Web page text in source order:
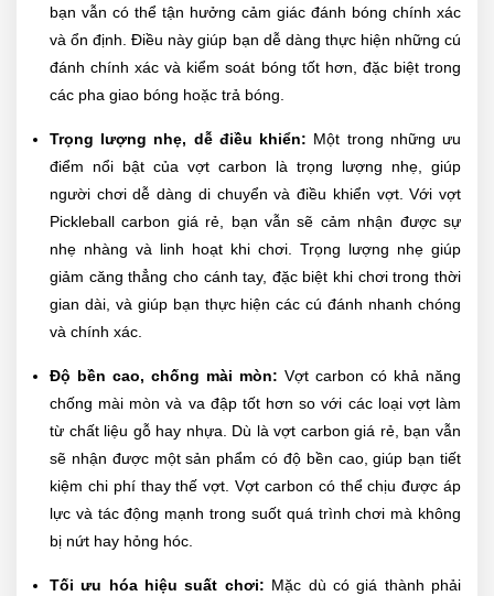
bạn vẫn có thể tận hưởng cảm giác đánh bóng chính xác
và ổn định. Điều này giúp bạn dễ dàng thực hiện những cú
đánh chính xác và kiểm soát bóng tốt hơn, đặc biệt trong
các pha giao bóng hoặc trả bóng.
Trọng lượng nhẹ, dễ điều khiển: Một trong những ưu
điểm nổi bật của vợt carbon là trọng lượng nhẹ, giúp
người chơi dễ dàng di chuyển và điều khiển vợt. Với vợt
Pickleball carbon giá rẻ, bạn vẫn sẽ cảm nhận được sự
nhẹ nhàng và linh hoạt khi chơi. Trọng lượng nhẹ giúp
giảm căng thẳng cho cánh tay, đặc biệt khi chơi trong thời
gian dài, và giúp bạn thực hiện các cú đánh nhanh chóng
và chính xác.
Độ bền cao, chống mài mòn: Vợt carbon có khả năng
chống mài mòn và va đập tốt hơn so với các loại vợt làm
từ chất liệu gỗ hay nhựa. Dù là vợt carbon giá rẻ, bạn vẫn
sẽ nhận được một sản phẩm có độ bền cao, giúp bạn tiết
kiệm chi phí thay thế vợt. Vợt carbon có thể chịu được áp
lực và tác động mạnh trong suốt quá trình chơi mà không
bị nứt hay hỏng hóc.
Tối ưu hóa hiệu suất chơi: Mặc dù có giá thành phải